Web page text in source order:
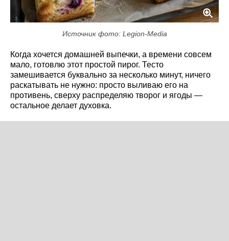
Источник фото: Legion-Media
Когда хочется домашней выпечки, а времени совсем
мало, готовлю этот простой пирог. Тесто
замешивается буквально за несколько минут, ничего
раскатывать не нужно: просто выливаю его на
противень, сверху распределяю творог и ягоды —
остальное делает духовка.